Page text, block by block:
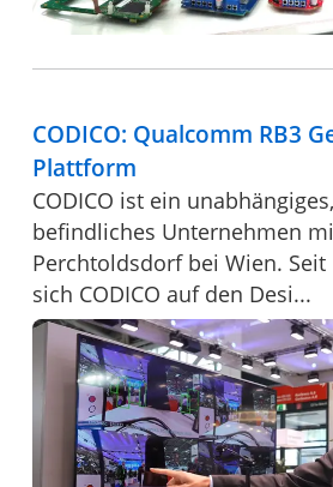
CODICO: Qualcomm RB3
Plattform
CODICO ist ein
befindliches Unternehmen
Perchtoldsdorf bei Wien.
sich CODICO auf den Desi...